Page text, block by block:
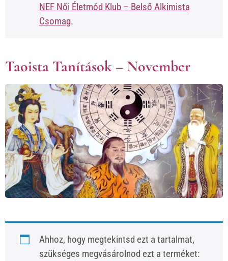
NEF Női Életmód Klub – Belső Alkimista
Csomag.
Taoista Tanítások – November
Ahhoz, hogy megtekintsd ezt a tartalmat,
szükséges megvásárolnod ezt a terméket: